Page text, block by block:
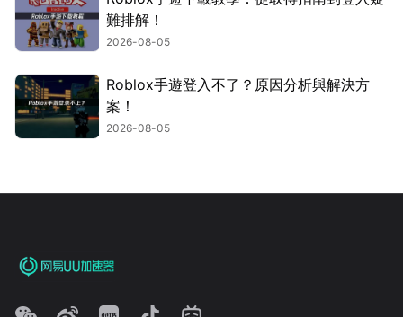
難排解！
2026-08-05
Roblox手遊登入不了？原因分析與解決方
案！
2026-08-05